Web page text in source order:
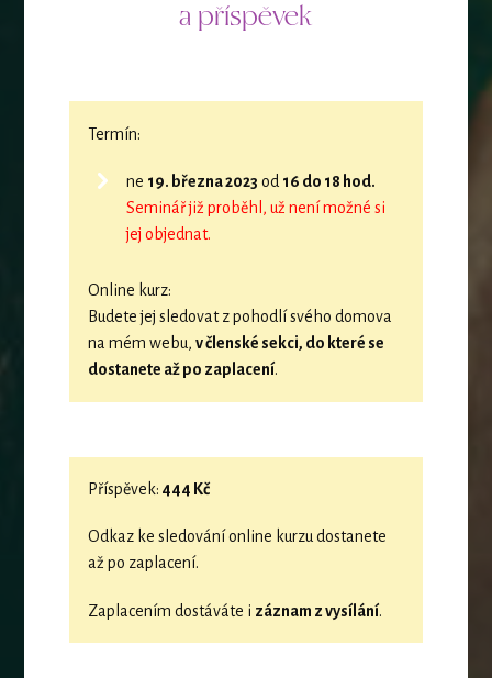
a příspěvek
Termín:
ne 19. března 2023 od 16 do 18 hod.
Seminář již proběhl, už není možné si
jej objednat.
Online kurz:
Budete jej sledovat z pohodlí svého domova
na mém webu,v členské sekci, do které se
dostanete až po zaplacení.
Příspěvek: 444 Kč
Odkaz ke sledování online kurzu dostanete
až po zaplacení.
Zaplacením dostáváte i záznam z vysílání.